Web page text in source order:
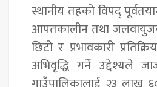
स्थानीय तहको विपद्
आपतकालीन तथा
छिटो र प्रभावकारी
अभिवृद्धि गर्ने उद्देश्यले